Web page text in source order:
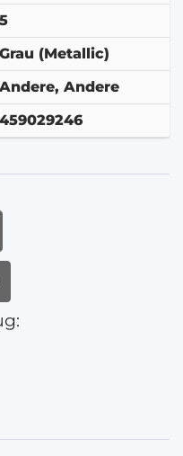
5
Grau (Metallic)
Andere, Andere
459029246